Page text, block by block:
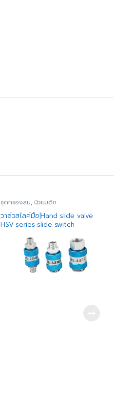
ชุดกรองลม, นิวแมติก
วาล์วสไลค์มือ|Hand slide valve
HSV series slide switch